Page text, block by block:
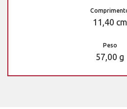
11,40 cm
Peso
57,00 g